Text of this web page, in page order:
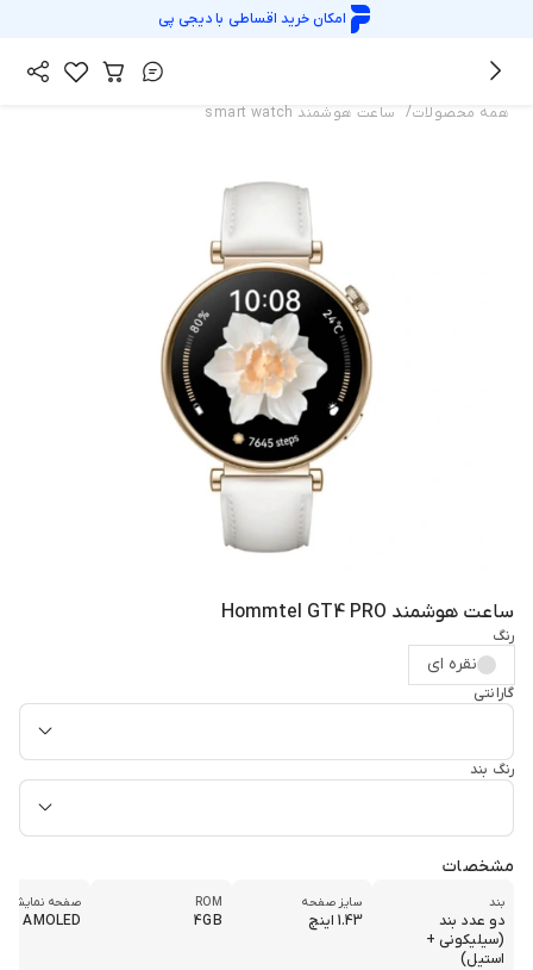
امکان خرید اقساطی بادیجی پی
همه محصولات/ ساعت هوشمند smart watch
ساعت هوشمند Hommtel GT4 PRO
رنگ
نقره ای
گارانتی
رنگ بند
مشخصات
بند
دو عدد بند
(سیلیکونی +
استیل)
سایز صفحه
1.43 اینچ
ROM
4GB
صفحه نمایش
AMOLED